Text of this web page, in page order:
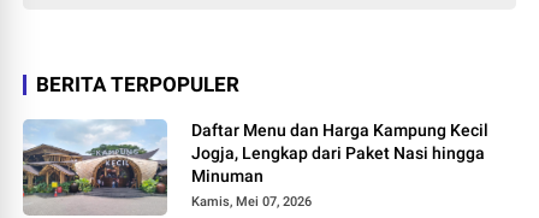
BERITA TERPOPULER
Daftar Menu dan Harga Kampung Kecil
Jogja, Lengkap dari Paket Nasi hingga
Minuman
Kamis, Mei 07, 2026